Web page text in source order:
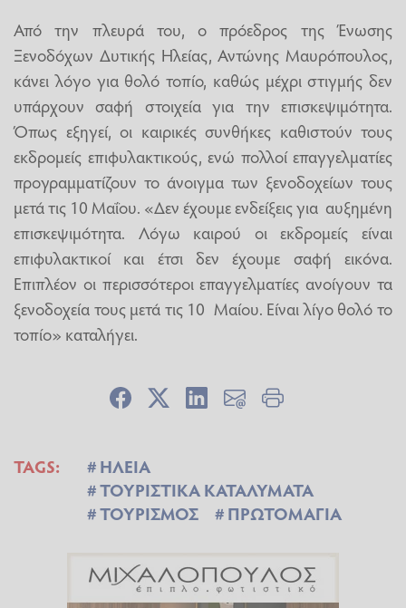
Από την πλευρά του, ο πρόεδρος της Ένωσης
Ξενοδόχων Δυτικής Ηλείας, Αντώνης Μαυρόπουλος,
κάνει λόγο για θολό τοπίο, καθώς μέχρι στιγμής δεν
υπάρχουν σαφή στοιχεία για την επισκεψιμότητα.
Όπως εξηγεί, οι καιρικές συνθήκες καθιστούν τους
εκδρομείς επιφυλακτικούς, ενώ πολλοί επαγγελματίες
προγραμματίζουν το άνοιγμα των ξενοδοχείων τους
μετά τις 10 Μαΐου. «Δεν έχουμε ενδείξεις για αυξημένη
επισκεψιμότητα. Λόγω καιρού οι εκδρομείς είναι
επιφυλακτικοί και έτσι δεν έχουμε σαφή εικόνα.
Επιπλέον οι περισσότεροι επαγγελματίες ανοίγουν τα
ξενοδοχεία τους μετά τις 10 Μαίου. Είναι λίγο θολό το
τοπίο» καταλήγει.
TAGS:
ΗΛΕΙΑ
ΤΟΥΡΙΣΤΙΚΑ ΚΑΤΑΛΥΜΑΤΑ
ΤΟΥΡΙΣΜΟΣ
ΠΡΩΤΟΜΑΓΙΑ